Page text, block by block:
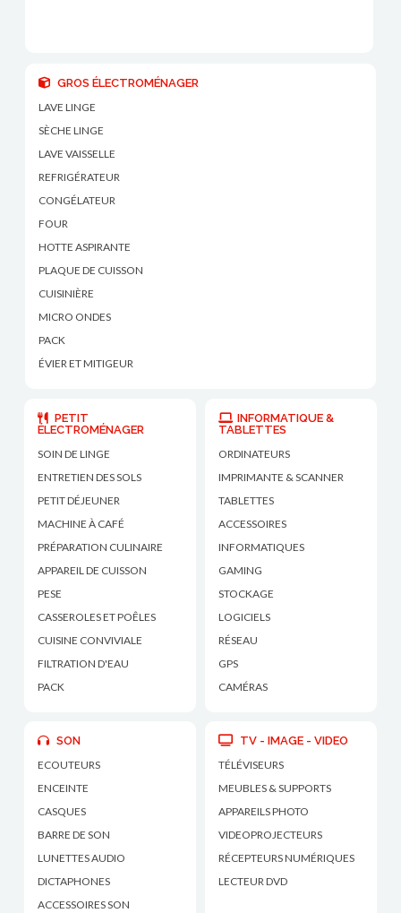
GROS ÉLECTROMÉNAGER
LAVE LINGE
SÈCHE LINGE
LAVE VAISSELLE
REFRIGÉRATEUR
CONGÉLATEUR
FOUR
HOTTE ASPIRANTE
PLAQUE DE CUISSON
CUISINIÈRE
MICRO ONDES
PACK
ÉVIER ET MITIGEUR
PETIT
ÉLECTROMÉNAGER
SOIN DE LINGE
ENTRETIEN DES SOLS
PETIT DÉJEUNER
MACHINE À CAFÉ
PRÉPARATION CULINAIRE
APPAREIL DE CUISSON
PESE
CASSEROLES ET POÊLES
CUISINE CONVIVIALE
FILTRATION D'EAU
PACK
INFORMATIQUE &
TABLETTES
ORDINATEURS
IMPRIMANTE & SCANNER
TABLETTES
ACCESSOIRES
INFORMATIQUES
GAMING
STOCKAGE
LOGICIELS
RÉSEAU
GPS
CAMÉRAS
SON
ECOUTEURS
ENCEINTE
CASQUES
BARRE DE SON
LUNETTES AUDIO
DICTAPHONES
ACCESSOIRES SON
TV - IMAGE - VIDEO
TÉLÉVISEURS
MEUBLES & SUPPORTS
APPAREILS PHOTO
VIDEOPROJECTEURS
RÉCEPTEURS NUMÉRIQUES
LECTEUR DVD